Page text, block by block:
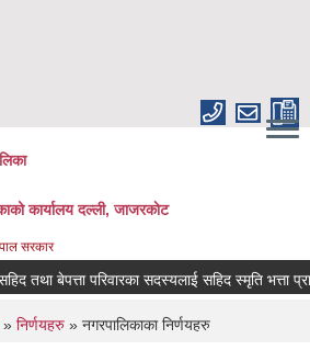
कार्यालय दल्ली, जाजरकाेट
सरकार
बेपत्ता परिवारका सदस्यलाई सहिद स्मृति भत्ता
» निर्णयहरु » नगरपालिकाका निर्णयहरु